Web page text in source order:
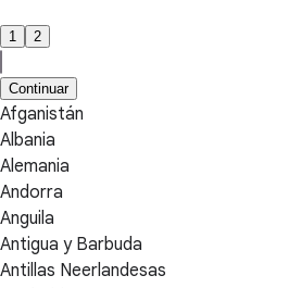
1 2
Continuar
Afganistán
Albania
Alemania
Andorra
Anguila
Antigua y Barbuda
Antillas Neerlandesas